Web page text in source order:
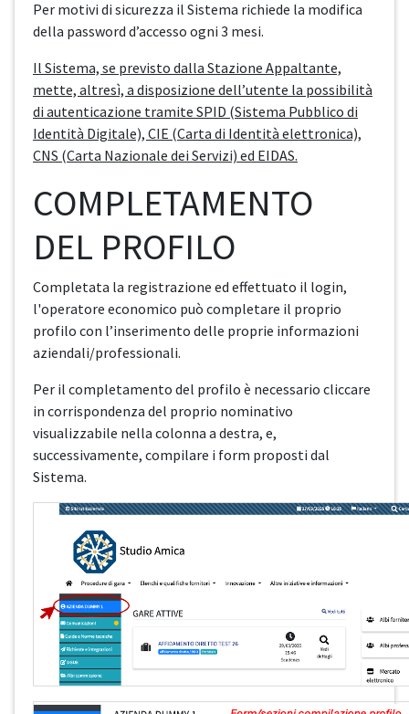
Per motivi di sicurezza il Sistema richiede la modifica
della password d’accesso ogni 3 mesi.
Il Sistema, se previsto dalla Stazione Appaltante,
mette, altresì, a disposizione dell’utente la possibilità
di autenticazione tramite SPID (Sistema Pubblico di
Identità Digitale), CIE (Carta di Identità elettronica),
CNS (Carta Nazionale dei Servizi) ed EIDAS.
COMPLETAMENTO
DEL PROFILO
Completata la registrazione ed effettuato il login,
l'operatore economico può completare il proprio
profilo con l’inserimento delle proprie informazioni
aziendali/professionali.
Per il completamento del profilo è necessario cliccare
in corrispondenza del proprio nominativo
visualizzabile nella colonna a destra, e,
successivamente, compilare i form proposti dal
Sistema.